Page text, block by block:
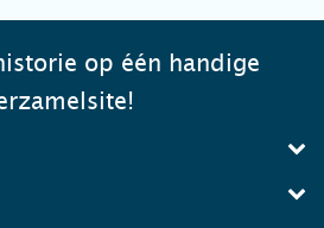
op één handige